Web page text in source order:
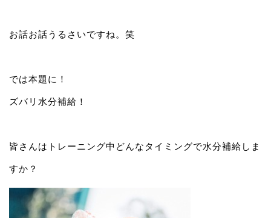
お話お話うるさいですね。笑
では本題に！
ズバリ水分補給！
皆さんはトレーニング中どんなタイミングで水分補給しま
すか？